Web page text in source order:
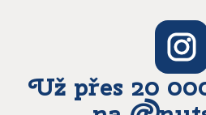
Už přes 20